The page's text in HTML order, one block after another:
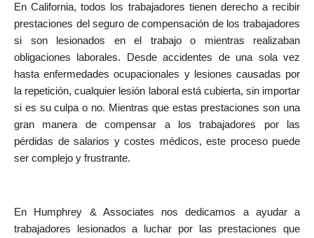
En California, todos los trabajadores tienen derecho a recibir
prestaciones del seguro de compensación de los trabajadores
si son lesionados en el trabajo o mientras realizaban
obligaciones laborales. Desde accidentes de una sola vez
hasta enfermedades ocupacionales y lesiones causadas por
la repetición, cualquier lesión laboral está cubierta, sin importar
si es su culpa o no. Mientras que estas prestaciones son una
gran manera de compensar a los trabajadores por las
pérdidas de salarios y costes médicos, este proceso puede
ser complejo y frustrante.
En Humphrey & Associates nos dedicamos a ayudar a
trabajadores lesionados a luchar por las prestaciones que